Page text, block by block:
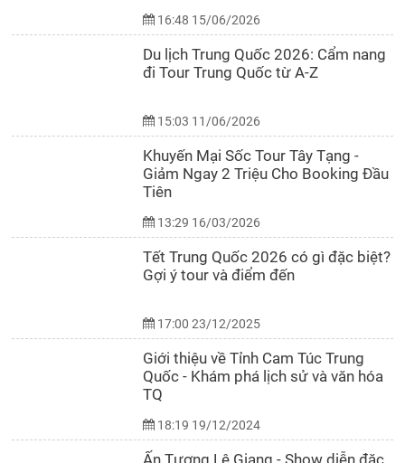
16:48 15/06/2026
Du lịch Trung Quốc 2026: Cẩm nang
đi Tour Trung Quốc từ A-Z
15:03 11/06/2026
Khuyến Mại Sốc Tour Tây Tạng -
Giảm Ngay 2 Triệu Cho Booking Đầu
Tiên
13:29 16/03/2026
Tết Trung Quốc 2026 có gì đặc biệt?
Gợi ý tour và điểm đến
17:00 23/12/2025
Giới thiệu về Tỉnh Cam Túc Trung
Quốc - Khám phá lịch sử và văn hóa
TQ
18:19 19/12/2024